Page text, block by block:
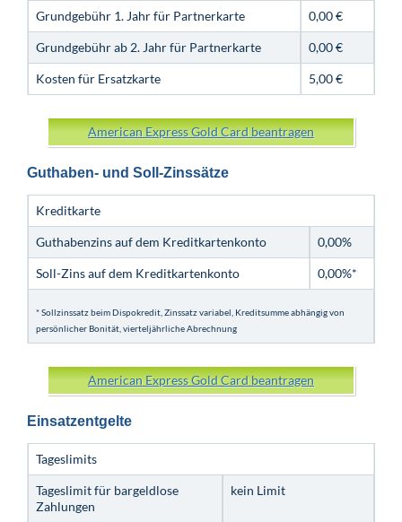
Grundgebühr 1. Jahr für Partnerkarte 0,00 €
Grundgebühr ab 2. Jahr für Partnerkarte 0,00 €
Kosten für Ersatzkarte 5,00 €
American Express Gold Card beantragen
Guthaben- und Soll-Zinssätze
Kreditkarte
Guthabenzins auf dem Kreditkartenkonto 0,00%
Soll-Zins auf dem Kreditkartenkonto 0,00%*
* Sollzinssatz beim Dispokredit, Zinssatz variabel, Kreditsumme abhängig von
persönlicher Bonität, vierteljährliche Abrechnung
American Express Gold Card beantragen
Einsatzentgelte
Tageslimits
Tageslimit für bargeldlose
Zahlungen
kein Limit